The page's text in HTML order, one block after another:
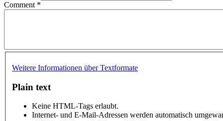
Comment *
Weitere Informationen über Textformate
Plain text
Keine HTML-Tags erlaubt.
Internet- und E-Mail-Adressen werden automatisch